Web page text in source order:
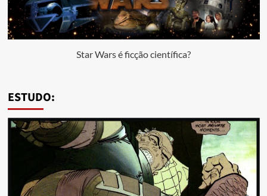
Star Wars é ficção científica?
ESTUDO: